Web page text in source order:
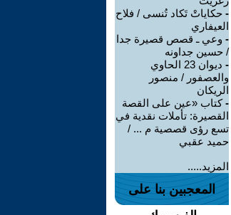
- حكاياتْ تَكاد تُنسى / فلاح
العيفاري
- وعي ـ قصص قصيرة جدا
/ حسين جداونه
-
ديوان 23 الحاوي
والعصفور / منصور
الريكان
-كتاب «عين على القصة
القصيرة: تأملات نقدية في
تسع رؤى قصصية م ... /
حميد عقبي
المزيد.....
المعجبين بنا على